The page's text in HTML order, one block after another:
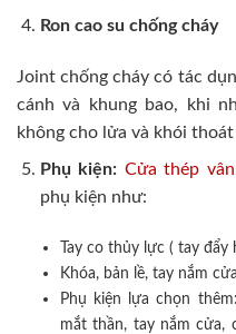
Ron cao su chống cháy
Joint chống cháy có tác
cánh và khung bao, khi
không cho lửa và khói thoát
Phụ kiện: Cửa thép
phụ kiện như:
Tay co thủy lực ( tay đẩy
Khóa, bản lề, tay nắm cửa
Phụ kiện lựa chọn
mắt thần, tay nắm cửa,